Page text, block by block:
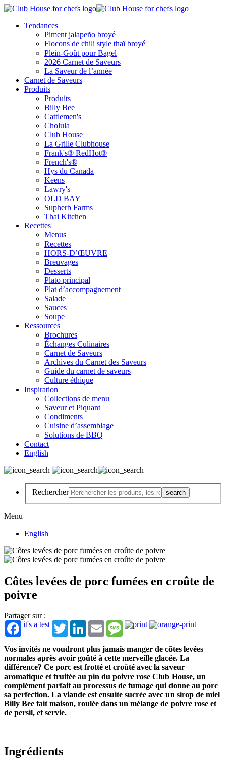
Tendances
Piment jalapeño broyé
Flocons de chili style thaï broyé
Plein-Goût pour Bagel
2026 Carnet de Saveurs
La Saveur de l’année
Carnet de Saveurs
Produits
Produits
Billy Bee
Cattlemen's
Cholula
Club House
La Grille Clubhouse
Frank's® RedHot®
French's®
Hys du Canada
Keens
Lawry's
OLD BAY
Supherb Farms
Thai Kitchen
Recettes
Menus
Recettes
HORS-D’ŒUVRE
Breuvages
Desserts
Plato principal
Plat d’accompagnement
Salade
Sauces
Soupe
Ressources
Brochures
Échanges Culinaires
Carnet de Saveurs
Archives du Carnet des Saveurs
Guide du carnet de saveurs
Culture éthique
Inspiration
Collections de menu
Saveur et Piquant
Condiments
Cuisine d’assemblage
Solutions de BBQ
Contact
English
Rechercher
Menu
English
Côtes levées de porc fumées en croûte de
poivre
Partager sur :
it's a test
TwitterLinkedInEmail Message
Vos invités ne voudront plus jamais manger de côtes levées
normales après avoir goûté à cette merveille glacée. La
différence? Ce porc est frotté et croûté avec la saveur
aromatique et fruitée au pin du poivre rose Club House, un
complément parfait au processus de fumage qui donne au porc
sa perfection. La viande est ensuite sucrée avec un sirop de miel
Billy Bee fait maison, roulée dans un mélange de poivre rose et
de persil, et servie.
Ingrédients